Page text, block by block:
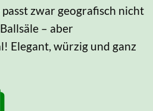
zwar geografisch nicht
– aber
Elegant, würzig und ganz